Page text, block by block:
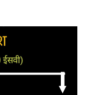
दृष्टि से यह मान सकते हैं कि
आया था। संयोगवश उसकी
सोमचंद की राजोचित,
हो जाता है। और